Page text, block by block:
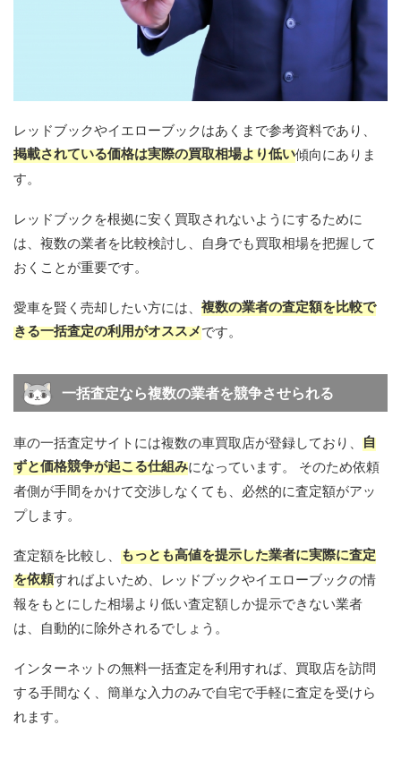
レッドブックやイエローブックはあくまで参考資料であり、
掲載されている価格は実際の買取相場より低い傾向にありま
す。
レッドブックを根拠に安く買取されないようにするために
は、複数の業者を比較検討し、自身でも買取相場を把握して
おくことが重要です。
愛車を賢く売却したい方には、 複数の業者の査定額を比較で
きる一括査定の利用がオススメです。
一括査定なら複数の業者を競争させられる
車の一括査定サイトには複数の車買取店が登録しており、 自
ずと価格競争が起こる仕組みになっています。 そのため依頼
者側が手間をかけて交渉しなくても、必然的に査定額がアッ
プします。
査定額を比較し、 もっとも高値を提示した業者に実際に査定
を依頼すればよいため、レッドブックやイエローブックの情
報をもとにした相場より低い査定額しか提示できない業者
は、自動的に除外されるでしょう。
インターネットの無料一括査定を利用すれば、買取店を訪問
する手間なく、簡単な入力のみで自宅で手軽に査定を受けら
れます。